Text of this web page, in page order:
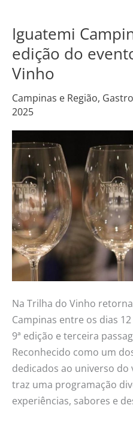
Iguatemi
edição do
Vinho
Campinas e Região,
2025
Na Trilha do Vinho
Campinas entre os dias
9ª edição e terceira
Reconhecido como um
dedicados ao universo
traz uma programação
experiências, sabores e
Iguatemi
Campinas
recebe
a
9ª
edição
do
evento
Trilha
do
Vinho